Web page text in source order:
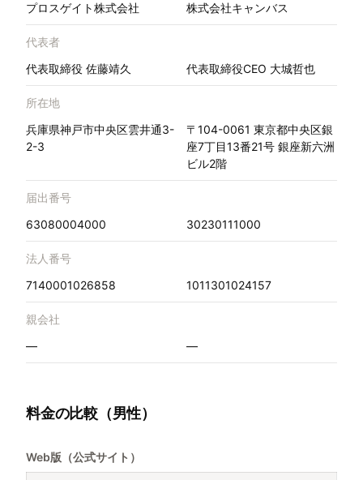
プロスゲイト株式会社
株式会社キャンバス
代表者
代表取締役 佐藤靖久
代表取締役CEO 大城哲也
所在地
兵庫県神戸市中央区雲井通3-
2-3
〒104-0061 東京都中央区銀
座7丁目13番21号 銀座新六洲
ビル2階
届出番号
63080004000
30230111000
法人番号
7140001026858
1011301024157
親会社
—
—
料金の比較（男性）
Web版（公式サイト）